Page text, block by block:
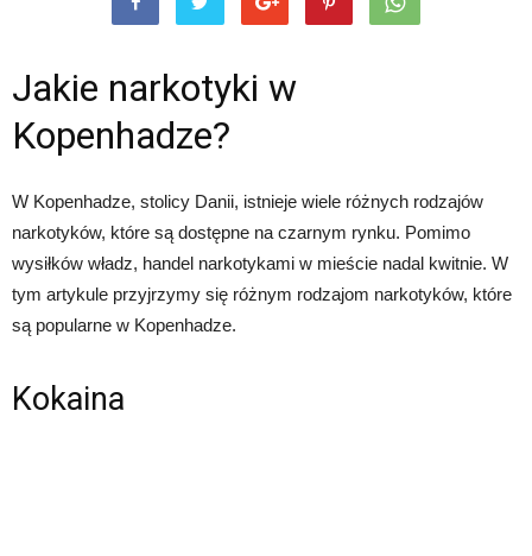
Jakie narkotyki w
Kopenhadze?
W Kopenhadze, stolicy Danii, istnieje wiele różnych rodzajów
narkotyków, które są dostępne na czarnym rynku. Pomimo
wysiłków władz, handel narkotykami w mieście nadal kwitnie. W
tym artykule przyjrzymy się różnym rodzajom narkotyków, które
są popularne w Kopenhadze.
Kokaina